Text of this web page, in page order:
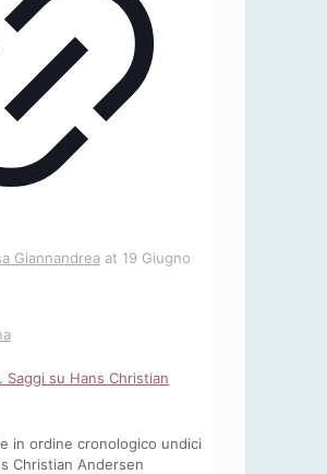
Giannandrea at 19 Giugno
Saggi su Hans Christian
in ordine cronologico undici
Christian Andersen